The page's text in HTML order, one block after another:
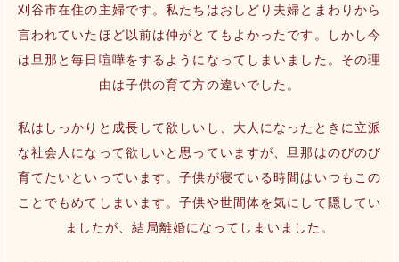
刈谷市在住の主婦です。私たちはおしどり夫婦とまわりから
言われていたほど以前は仲がとてもよかったです。しかし今
は旦那と毎日喧嘩をするようになってしまいました。その理
由は子供の育て方の違いでした。
私はしっかりと成長して欲しいし、大人になったときに立派
な社会人になって欲しいと思っていますが、旦那はのびのび
育てたいといっています。子供が寝ている時間はいつもこの
ことでもめてしまいます。子供や世間体を気にして隠してい
ましたが、結局離婚になってしまいました。